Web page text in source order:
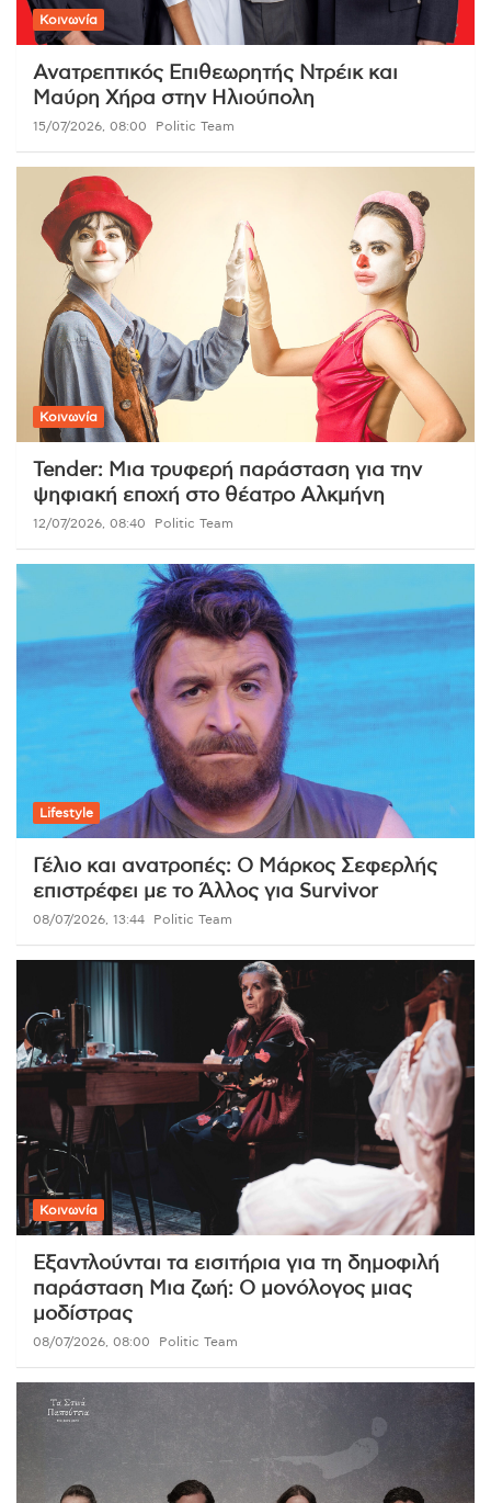
Κοινωνία
Ανατρεπτικός Επιθεωρητής Ντρέικ και
Μαύρη Χήρα στην Ηλιούπολη
15/07/2026, 08:00 Politic Team
Κοινωνία
Tender: Μια τρυφερή παράσταση για την
ψηφιακή εποχή στο θέατρο Αλκμήνη
12/07/2026, 08:40 Politic Team
Lifestyle
Γέλιο και ανατροπές: Ο Μάρκος Σεφερλής
επιστρέφει με το Άλλος για Survivor
08/07/2026, 13:44 Politic Team
Κοινωνία
Εξαντλούνται τα εισιτήρια για τη δημοφιλή
παράσταση Μια ζωή: Ο μονόλογος μιας
μοδίστρας
08/07/2026, 08:00 Politic Team